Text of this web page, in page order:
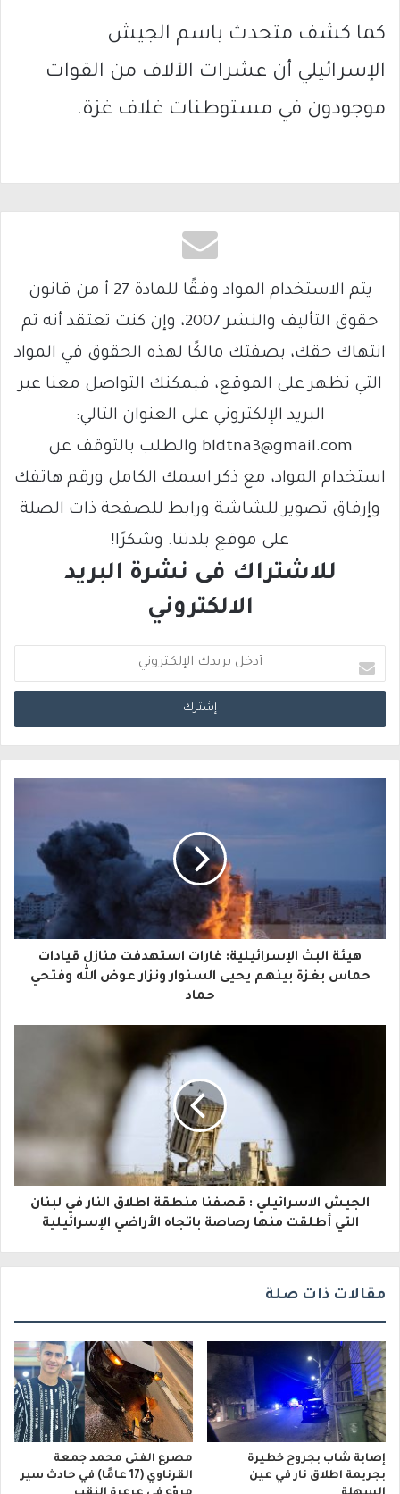
كما كشف متحدث باسم الجيش
الإسرائيلي أن عشرات الآلاف من القوات
موجودون في مستوطنات غلاف غزة.
يتم الاستخدام المواد وفقًا للمادة 27 أ من قانون
حقوق التأليف والنشر 2007، وإن كنت تعتقد أنه تم
انتهاك حقك، بصفتك مالكًا لهذه الحقوق في المواد
التي تظهر على الموقع، فيمكنك التواصل معنا عبر
البريد الإلكتروني على العنوان التالي:
bldtna3@gmail.com والطلب بالتوقف عن
استخدام المواد، مع ذكر اسمك الكامل ورقم هاتفك
وإرفاق تصوير للشاشة ورابط للصفحة ذات الصلة
على موقع بلدتنا. وشكرًا!
للاشتراك فى نشرة البريد
الالكتروني
د
خ
د
ك
ا
هيئة البث الإسرائيلية: غارات استهدفت منازل قيادات
حماس بغزة بينهم يحيى السنوار ونزار عوض الله وفتحي
حماد
الجيش الاسرائيلي : قصفنا منطقة اطلاق النار في لبنان
التي أطلقت منها رصاصة باتجاه الأراضي الإسرائيلية
مقالات ذات صلة
إصابة شاب بجروح خطيرة
بجريمة اطلاق نار في عين
مصرع الفتى محمد جمعة
القرناوي (17 عامًا) في حادث سير